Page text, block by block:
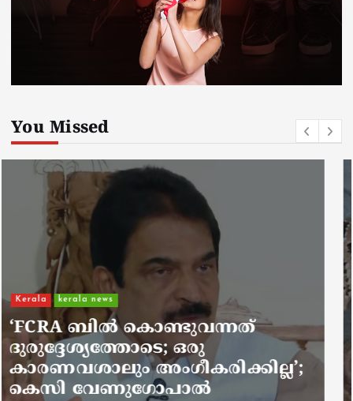
You Missed
Kerala kerala news
ചാലിശേരിയില്‍ സര്‍ക്കാര്‍
ജനകീയ ആരോഗ്യകേന്ദ്രത്തില്‍
നഴ്സിന് അണലിയുടെ കടിയേറ്റു;
അണലിയുടെ കടിയേറ്റത്
ഡ്യൂട്ടിക്കിടെ